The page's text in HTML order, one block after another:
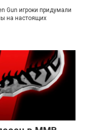
Gun игроки придумали
на настоящих